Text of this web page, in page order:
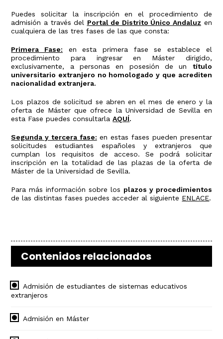
Puedes solicitar la inscripción en el procedimiento de
admisión a través del Portal de Distrito Único Andaluz en
cualquiera de las tres fases de las que consta:
Primera Fase: en esta primera fase se establece el
procedimiento para ingresar en Máster dirigido,
exclusivamente, a personas en posesión de un título
universitario extranjero no homologado y que acrediten
nacionalidad extranjera.
Los plazos de solicitud se abren en el mes de enero y la
oferta de Máster que ofrece la Universidad de Sevilla en
esta Fase puedes consultarlaAQUÍ.
Segunda y tercera fase: en estas fases pueden presentar
solicitudes estudiantes españoles y extranjeros que
cumplan los requisitos de acceso. Se podrá solicitar
inscripción en la totalidad de las plazas de la oferta de
Máster de la Universidad de Sevilla.
Para más información sobre los plazos y procedimientos
de las distintas fases puedes acceder al siguiente ENLACE.
Contenidos relacionados
Admisión de estudiantes de sistemas educativos
extranjeros
Admisión en Máster